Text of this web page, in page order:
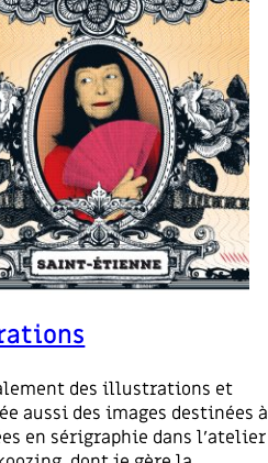
des illustrations et
aussi des images destinées à
en sérigraphie dans l’atelier